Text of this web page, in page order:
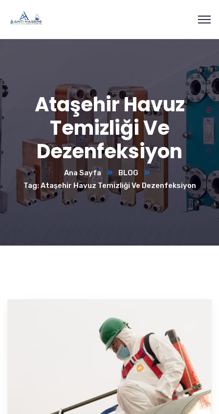
Ataşehir Havuz
Temizliği Ve
Dezenfeksiyon
Ana Sayfa
BLOG
Tag: Ataşehir Havuz Temizliği Ve Dezenfeksiyon